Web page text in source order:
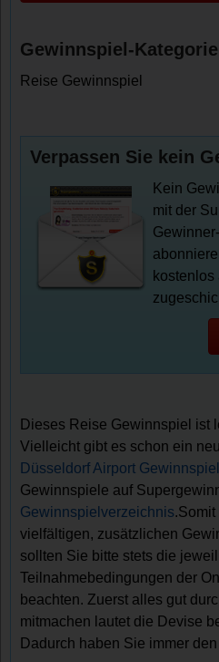
Gewinnspiel-
Reise Gewinnspiel
Verpassen Sie kein
Kein
mit der
Dieses Reise Gewinnspiel ist
Vielleicht gibt es schon ein
Düsseldorf Airport
Gewinnspiele auf
Gewinnspielverzeichnis
vielfältigen, zusätzlichen
sollten Sie bitte stets die
Teilnahmebedingungen der
beachten. Zuerst alles gut
mitmachen lautet die Devise
Dadurch haben Sie immer